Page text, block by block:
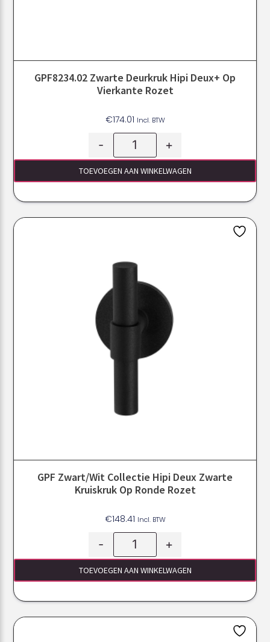
GPF8234.02 Zwarte Deurkruk Hipi Deux+ Op
Vierkante Rozet
€174.01 Incl. BTW
- +
TOEVOEGEN AAN WINKELWAGEN
GPF Zwart/Wit Collectie Hipi Deux Zwarte
Kruiskruk Op Ronde Rozet
€148.41 Incl. BTW
- +
TOEVOEGEN AAN WINKELWAGEN